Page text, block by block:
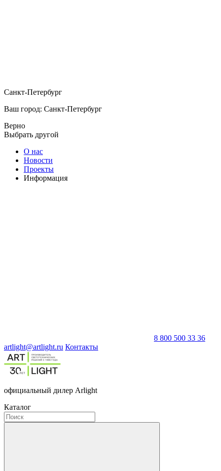
Санкт-Петербург
Ваш город: Санкт-Петербург
Верно
Выбрать другой
О нас
Новости
Проекты
Информация
8 800 500 33 36
artlight@artlight.ru Контакты
официальный дилер Arlight
Каталог